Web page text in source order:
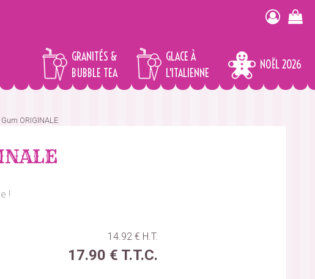
GRANITÉS &
BUBBLE TEA
GLACE À
L'ITALIENNE
NOËL 2026
ORIGINALE
!
14 .92 € H.T.
17.90 € T.T.C.